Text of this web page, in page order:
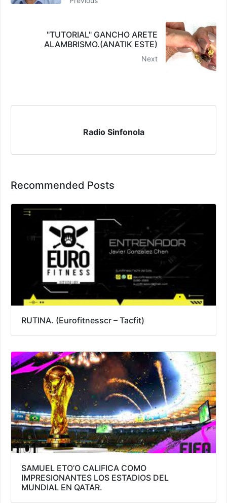
"TUTORIAL" GANCHO ARETE
ALAMBRISMO.(ANATIK ESTE)
Next
Radio Sinfonola
Recommended Posts
RUTINA. (Eurofitnesscr – Tacfit)
SAMUEL ETO’O CALIFICA COMO
IMPRESIONANTES LOS ESTADIOS DEL
MUNDIAL EN QATAR.